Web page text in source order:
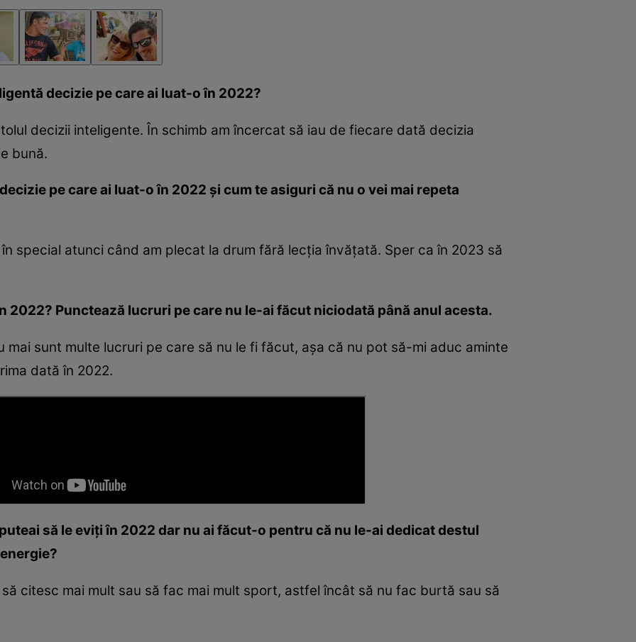
decizie pe care ai luat-o în 2022?
decizii inteligente. În schimb am încercat să iau de fiecare dată decizia
bună.
pe care ai luat-o în 2022 și cum te asiguri că nu o vei mai repeta
special atunci când am plecat la drum fără lecția învățată. Sper ca în 2023 să
2022? Punctează lucruri pe care nu le-ai făcut niciodată până anul acesta.
mai sunt multe lucruri pe care să nu le fi făcut, așa că nu pot să-mi aduc aminte
dată în 2022.
să le eviți în 2022 dar nu ai făcut-o pentru că nu le-ai dedicat destul
să citesc mai mult sau să fac mai mult sport, astfel încât să nu fac burtă sau să